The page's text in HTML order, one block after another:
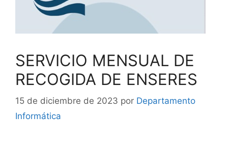
SERVICIO MENSUAL DE
RECOGIDA DE ENSERES
15 de diciembre de 2023 por Departamento
Informática